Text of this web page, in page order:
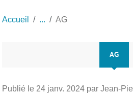
Accueil AG
AG
Publié le 24 janv. 2024 par Jean-